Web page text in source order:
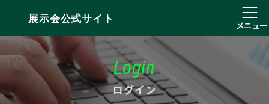
展示会公式サイト
メニュー
Login
ログイン